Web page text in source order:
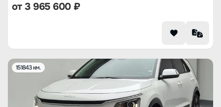
от3 965 600₽
151843 км.